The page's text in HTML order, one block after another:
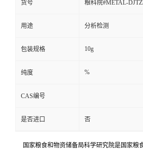
货号 粮科院#METAL-
用途 分析检测
包装规格 10g
纯度 %
CAS编号
是否进口 否
国家粮食和物资储备局科学研究院是国家粮